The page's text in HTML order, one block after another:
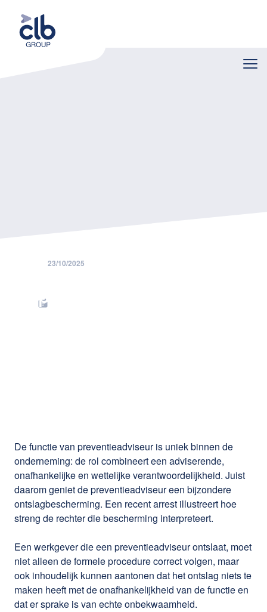
23/10/2025
preventieadviseur:
belangrijke lessen uit
De functie van preventieadviseur is uniek binnen de
onderneming: de rol combineert een adviserende,
onafhankelijke en wettelijke verantwoordelijkheid. Juist
daarom geniet de preventieadviseur een bijzondere
ontslagbescherming. Een recent arrest illustreert hoe
streng de rechter die bescherming interpreteert.
Een werkgever die een preventieadviseur ontslaat, moet
niet alleen de formele procedure correct volgen, maar
ook inhoudelijk kunnen aantonen dat het ontslag niets te
maken heeft met de onafhankelijkheid van de functie en
dat er sprake is van echte onbekwaamheid.